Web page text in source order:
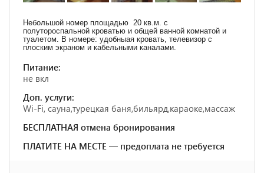
Небольшой номер площадью 20 кв.м. с
полутороспальной кроватью и общей ванной комнатой и
туалетом. В номере: удобныая кровать, телевизор с
плоским экраном и кабельными каналами.
Питание:
не вкл
Доп. услуги:
Wi-Fi, сауна,турецкая баня,бильярд,караоке,массаж
БЕСПЛАТНАЯ отмена бронирования
ПЛАТИТЕ НА МЕСТЕ — предоплата не требуется